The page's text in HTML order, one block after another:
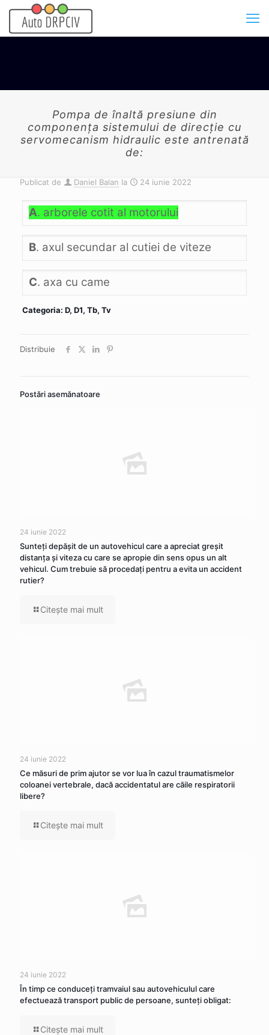
Pompa de înaltă presiune din
componenţa sistemului de direcţie cu
servomecanism hidraulic este antrenată
de:
Publicat de Daniel Balan la 24 iunie 2022
A. arborele cotit al motorului
B. axul secundar al cutiei de viteze
C. axa cu came
Categoria: D, D1, Tb, Tv
Distribuie
Postări asemănatoare
24 iunie 2022
Sunteţi depăşit de un autovehicul care a apreciat greşit
distanţa şi viteza cu care se apropie din sens opus un alt
vehicul. Cum trebuie să procedaţi pentru a evita un accident
rutier?
Citeşte mai mult
24 iunie 2022
Ce măsuri de prim ajutor se vor lua în cazul traumatismelor
coloanei vertebrale, dacă accidentatul are căile respiratorii
libere?
Citeşte mai mult
24 iunie 2022
În timp ce conduceţi tramvaiul sau autovehiculul care
efectuează transport public de persoane, sunteţi obligat:
Citeşte mai mult